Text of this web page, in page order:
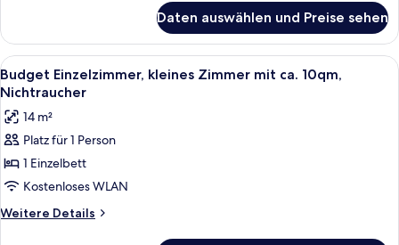
Einzelzimmer,
15qm,
Nichtraucher
Daten auswählen und Preise sehen
Alle
Fotos
für
Budget
Einzelzimmer,
kleines
Zimmer
mit
Ein Hotelzimmer mit einem Bett,
3
Budget Einzelzimmer, kleines Zimmer mit ca. 10qm,
Nichtraucher
14 m²
Platz für 1 Person
1 Einzelbett
Kostenloses WLAN
Weitere Details
Weitere